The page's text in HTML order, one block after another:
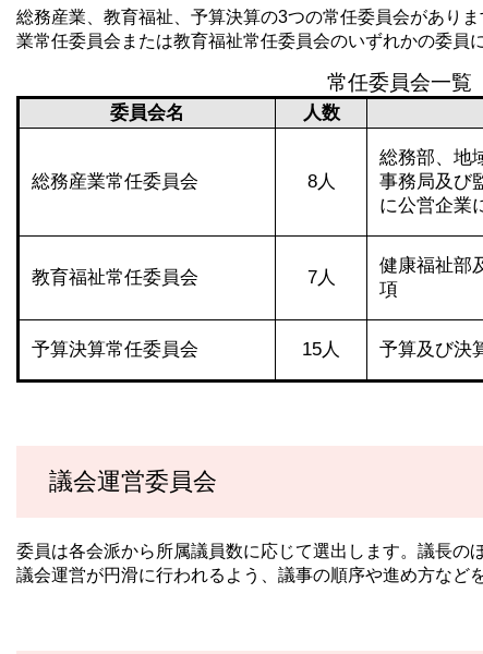
総務産業、教育福祉、予算決算の3つの常任委員会があり
業常任委員会または教育福祉常任委員会のいずれかの委員
常任委員会一覧
委員会名 人数
総務産業常任委員会 8人
総務部、地
事務局及び
に公営企業
教育福祉常任委員会 7人
健康福祉部
項
予算決算常任委員会 15人 予算及び決
議会運営委員会
委員は各会派から所属議員数に応じて選出します。議長の
議会運営が円滑に行われるよう、議事の順序や進め方など